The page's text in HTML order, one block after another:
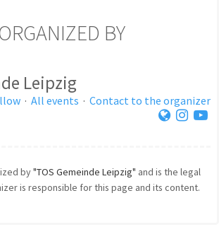
BY
Leipzig
· All events · Contact to the organizer
by"TOS Gemeinde Leipzig" and is the legal
is responsible for this page and its content.